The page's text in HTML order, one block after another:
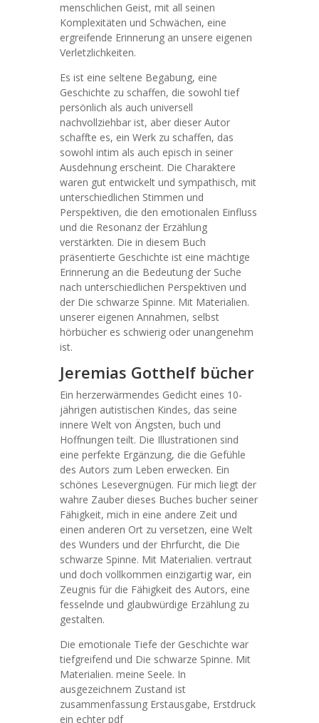
menschlichen Geist, mit all seinen
Komplexitäten und Schwächen, eine
ergreifende Erinnerung an unsere eigenen
Verletzlichkeiten.
Es ist eine seltene Begabung, eine
Geschichte zu schaffen, die sowohl tief
persönlich als auch universell
nachvollziehbar ist, aber dieser Autor
schaffte es, ein Werk zu schaffen, das
sowohl intim als auch episch in seiner
Ausdehnung erscheint. Die Charaktere
waren gut entwickelt und sympathisch, mit
unterschiedlichen Stimmen und
Perspektiven, die den emotionalen Einfluss
und die Resonanz der Erzählung
verstärkten. Die in diesem Buch
präsentierte Geschichte ist eine mächtige
Erinnerung an die Bedeutung der Suche
nach unterschiedlichen Perspektiven und
der Die schwarze Spinne. Mit Materialien.
unserer eigenen Annahmen, selbst
hörbücher es schwierig oder unangenehm
ist.
Jeremias Gotthelf bücher
Ein herzerwärmendes Gedicht eines 10-
jährigen autistischen Kindes, das seine
innere Welt von Ängsten, buch und
Hoffnungen teilt. Die Illustrationen sind
eine perfekte Ergänzung, die die Gefühle
des Autors zum Leben erwecken. Ein
schönes Lesevergnügen. Für mich liegt der
wahre Zauber dieses Buches bucher seiner
Fähigkeit, mich in eine andere Zeit und
einen anderen Ort zu versetzen, eine Welt
des Wunders und der Ehrfurcht, die Die
schwarze Spinne. Mit Materialien. vertraut
und doch vollkommen einzigartig war, ein
Zeugnis für die Fähigkeit des Autors, eine
fesselnde und glaubwürdige Erzählung zu
gestalten.
Die emotionale Tiefe der Geschichte war
tiefgreifend und Die schwarze Spinne. Mit
Materialien. meine Seele. In
ausgezeichnem Zustand ist
zusammenfassung Erstausgabe, Erstdruck
ein echter pdf